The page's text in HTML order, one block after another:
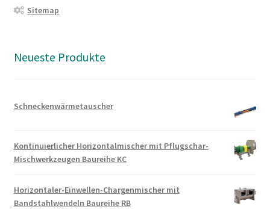
Sitemap
Neueste Produkte
Schneckenwärmetauscher
Kontinuierlicher Horizontalmischer mit Pflugschar-
Mischwerkzeugen Baureihe KC
Horizontaler-Einwellen-Chargenmischer mit
Bandstahlwendeln Baureihe RB